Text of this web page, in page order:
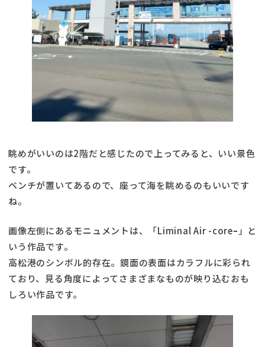
眺めがいいのは2階だと感じたので上ってみると、いい景色
です。
ベンチが置いてあるので、座って海を眺めるのもいいです
ね。
画像左側にあるモニュメントは、「Liminal Air -coreｰ」と
いう作品です。
高松港のシンボル的存在。鏡面の表面はカラフルに彩られ
ており、見る角度によってさまざまなものが映り込むおも
しろい作品です。